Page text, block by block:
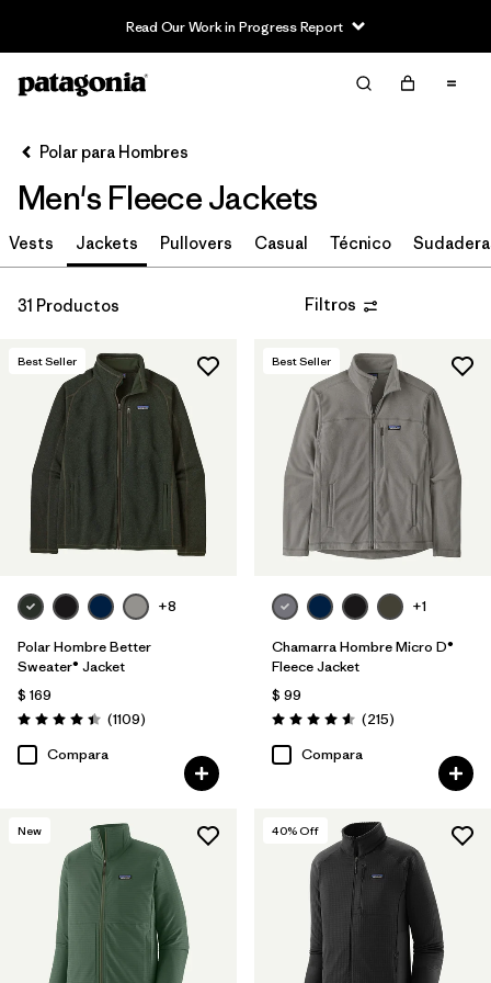
Read Our Work in Progress Report
Filter & Sort Limpiar Todos
Ordenar Por
Filtrar por
Size
Filtrar por
Color
Filtrar por
Características y procesos
Filtrar por
Adaptar
Filtrar por
Materiales y tejidos
Filtrar por
Polar para Hombres
Men's Fleece Jackets
Vests Jackets Pullovers Casual Técnico
31 Productos Filtros
Best Seller
+8
Polar Hombre Better
Sweater® Jacket
$ 169
Valoración: 4.4 / 5
(1109Comentarios
)
Compara
Best Seller
+1
Chamarra Hombre Micro D®
Fleece Jacket
$ 99
Valoración: 4.6 / 5
(215Comentarios
)
Compara
New 40% Off